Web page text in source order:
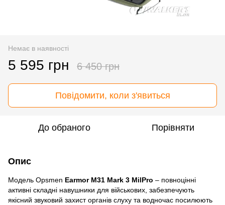
Немає в наявності
5 595 грн 6 450 грн
Повідомити, коли з'явиться
До обраного Порівняти
Опис
Модель Opsmen Earmor M31 Mark 3 MilPro – повноцінні
активні складні навушники для військових, забезпечують
якісний звуковий захист органів слуху та водночас посилюють